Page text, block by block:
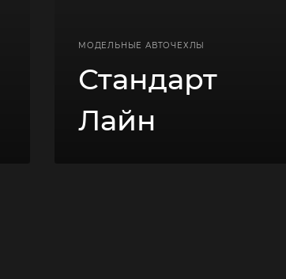
МОДЕЛЬНЫЕ АВТОЧЕХЛЫ
Стандарт
Лайн